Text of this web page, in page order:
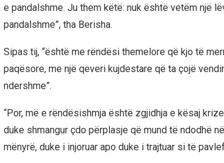
e pandalshme. Ju them këtë: nuk është vetëm një
pandalshme”, tha Berisha.
Sipas tij, “është me rëndësi themelore që kjo të
paqësore, me një qeveri kujdestare që ta çojë
ndershme”.
“Por, më e rëndësishmja është zgjidhja e kësaj
duke shmangur çdo përplasje që mund të ndodhë
mënyrë, duke i injoruar apo duke i trajtuar si të